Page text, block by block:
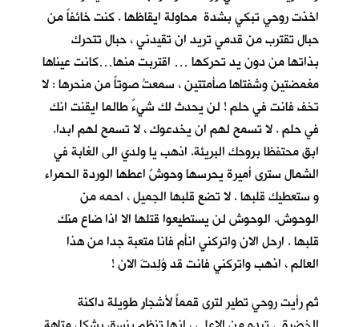
اخذت روحي تبكي بشدة محاولة ايقاظها . كنت خائفاً من
حبال تقترب من قدمي تريد ان تقيدني ، حبال تتحرك
بذاتها من دون يد تحركها … اقتربت منها…كانت عيناها
مغمضتين وشفتاها صأمتتين ، سمعتُ صوتاً من منحرها : لا
تخف فانت في حلم ! لن يحدث لك شيءٌ طالما ايقنت انك
في حلم . لا تسمح لهم ان يخدعوك ، لا تسمح لهم ابدا.
ابق محتفظا بروحك البريئة. اذهب يا ولدي الى الغابة في
الشمال سترى أميرة يحرسها وحوشٌ اعطها الوردة الحمراء
و ستعطيك قلبها . لا تضع قلبها الجميل ، احمه من
الوحوش. الوحوش لن يستطيعوا قتلها الا اذا ضاع منك
قلبها . ارحل الان واتركني انأم فانا متعبة جدا من هذا
العالم ، اذهب واتركني فانت قد وُلِدتَ الان !
ثم رأيت روحي تطير لترى قمماً لأشجارٍ طويلة داكنة